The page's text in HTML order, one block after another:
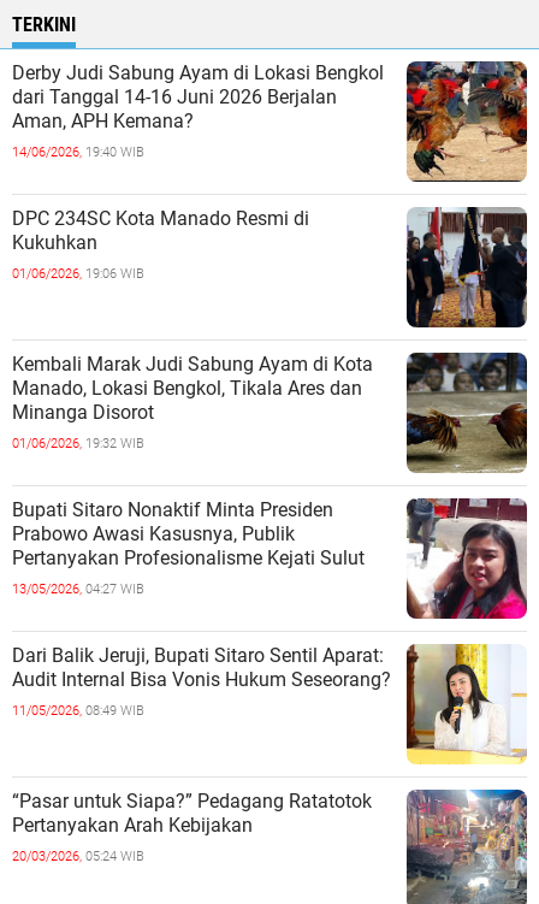
TERKINI
Derby Judi Sabung Ayam di Lokasi Bengkol
dari Tanggal 14-16 Juni 2026 Berjalan
Aman, APH Kemana?
14/06/2026, 19:40 WIB
DPC 234SC Kota Manado Resmi di
Kukuhkan
01/06/2026, 19:06 WIB
Kembali Marak Judi Sabung Ayam di Kota
Manado, Lokasi Bengkol, Tikala Ares dan
Minanga Disorot
01/06/2026, 19:32 WIB
Bupati Sitaro Nonaktif Minta Presiden
Prabowo Awasi Kasusnya, Publik
Pertanyakan Profesionalisme Kejati Sulut
13/05/2026, 04:27 WIB
Dari Balik Jeruji, Bupati Sitaro Sentil Aparat:
Audit Internal Bisa Vonis Hukum Seseorang?
11/05/2026, 08:49 WIB
“Pasar untuk Siapa?” Pedagang Ratatotok
Pertanyakan Arah Kebijakan
20/03/2026, 05:24 WIB